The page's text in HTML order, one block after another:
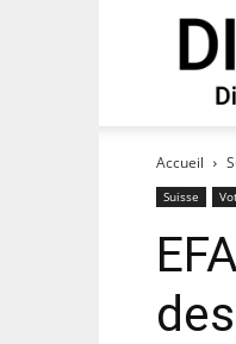
Accueil
Suisse